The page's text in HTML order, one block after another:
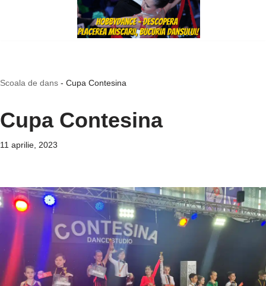
Scoala de dans - Cupa Contesina
Cupa Contesina
11 aprilie, 2023